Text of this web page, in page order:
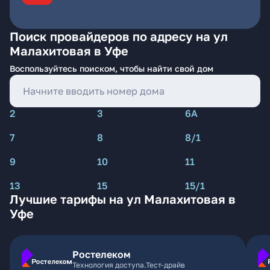
Поиск провайдеров по адресу на ул
Малахитовая в Уфе
Воспользуйтесь поиском, чтобы найти свой дом
2 3
6А
7
8
8/1
9
10
11
13
15 15/1
Лучшие тарифы на ул Малахитовая в
Уфе
Ростелеком
Технология доступа.Тест-драйв